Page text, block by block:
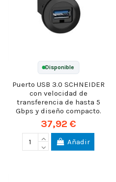
Disponible
Puerto USB 3.0 SCHNEIDER
con velocidad de
transferencia de hasta 5
Gbps y diseño compacto.
37,92 €
Añadir